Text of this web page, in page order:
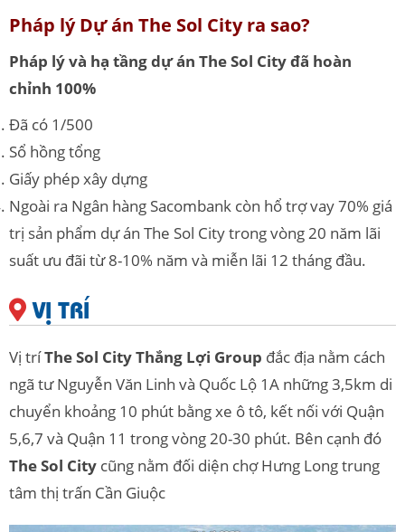
Pháp lý Dự án The Sol City ra sao?
Pháp lý và hạ tầng dự án The Sol City đã hoàn
chỉnh 100%
Đã có 1/500
Sổ hồng tổng
Giấy phép xây dựng
Ngoài ra Ngân hàng Sacombank còn hổ trợ vay 70% giá
trị sản phẩm dự án The Sol City trong vòng 20 năm lãi
suất ưu đãi từ 8-10% năm và miễn lãi 12 tháng đầu.
VỊ TRÍ
Vị tríThe Sol City Thắng Lợi Group đắc địa nằm cách
ngã tư Nguyễn Văn Linh và Quốc Lộ 1A những 3,5km di
chuyển khoảng 10 phút bằng xe ô tô, kết nối với Quận
5,6,7 và Quận 11 trong vòng 20-30 phút. Bên cạnh đó
The Sol City cũng nằm đối diện chợ Hưng Long trung
tâm thị trấn Cần Giuộc